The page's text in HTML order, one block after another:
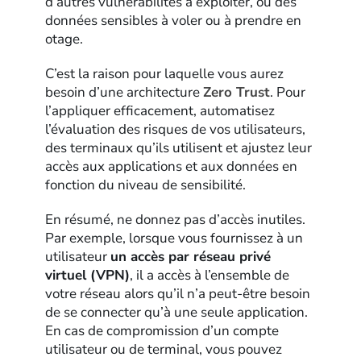
données sensibles à voler ou à prendre en
otage.
C’est la raison pour laquelle vous aurez
besoin d’une architectureZero Trust. Pour
l’appliquer efficacement, automatisez
l’évaluation des risques de vos utilisateurs,
des terminaux qu’ils utilisent et ajustez leur
accès aux applications et aux données en
fonction du niveau de sensibilité.
En résumé, ne donnez pas d’accès inutiles.
Par exemple, lorsque vous fournissez à un
utilisateur un accès par réseau privé
virtuel (VPN), il a accès à l’ensemble de
votre réseau alors qu’il n’a peut-être besoin
de se connecter qu’à une seule application.
En cas de compromission d’un compte
utilisateur ou de terminal, vous pouvez